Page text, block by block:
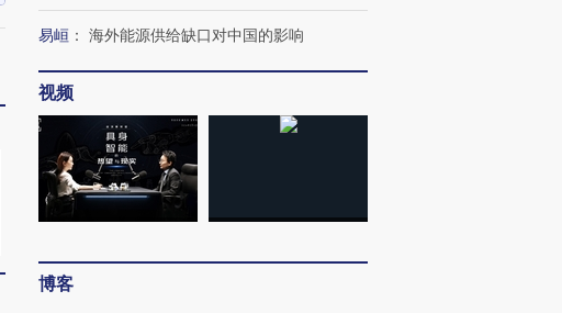
航飞行员跨国走私7万
粒摇头丸 尿检体内含3种
视线｜HYROX的吸金
术：是什么让中产们甘
泽连斯基密集出访美英 索
易峘 ： 海外能源供给缺口对中国的影响
视频
博客